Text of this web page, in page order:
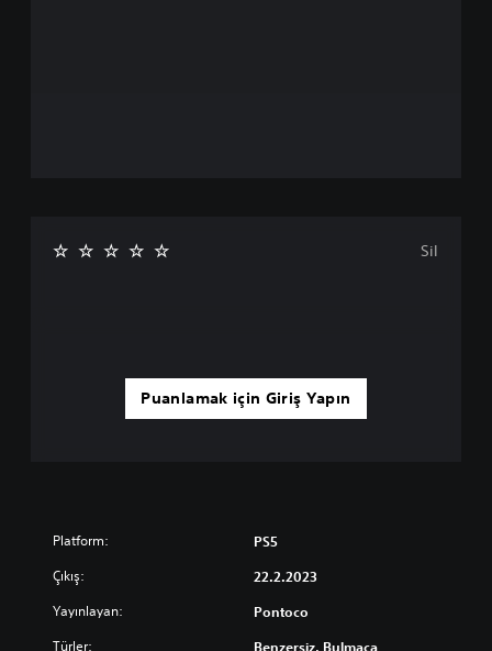
Puanlamak için Giriş Yapın
Sil
Platform: PS5
Çıkış: 22.2.2023
Yayınlayan: Pontoco
Türler: Benzersiz, Bulmaca